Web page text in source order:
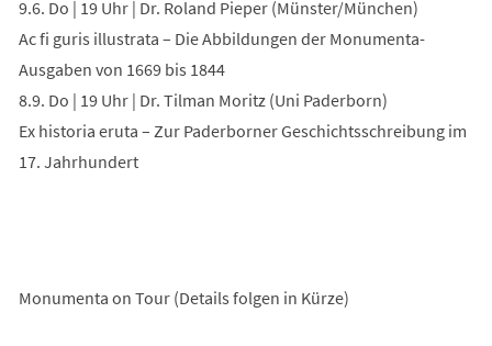
9.6. Do | 19 Uhr | Dr. Roland Pieper (Münster/München)
Ac fi guris illustrata – Die Abbildungen der Monumenta-
Ausgaben von 1669 bis 1844
8.9. Do | 19 Uhr | Dr. Tilman Moritz (Uni Paderborn)
Ex historia eruta – Zur Paderborner Geschichtsschreibung im
17. Jahrhundert
Monumenta on Tour (Details folgen in Kürze)